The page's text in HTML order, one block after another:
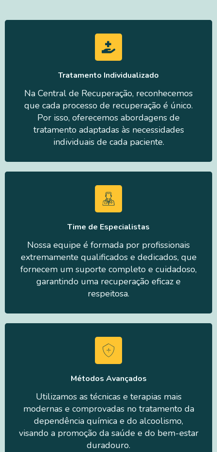
Tratamento Individualizado
Na Central de Recuperação, reconhecemos
que cada processo de recuperação é único.
Por isso, oferecemos abordagens de
tratamento adaptadas às necessidades
individuais de cada paciente.
Time de Especialistas
Nossa equipe é formada por profissionais
extremamente qualificados e dedicados, que
fornecem um suporte completo e cuidadoso,
garantindo uma recuperação eficaz e
respeitosa.
Métodos Avançados
Utilizamos as técnicas e terapias mais
modernas e comprovadas no tratamento da
dependência química e do alcoolismo,
visando a promoção da saúde e do bem-estar
duradouro.